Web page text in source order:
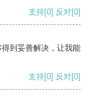
支持[0] 反对[0]
到妥善解决，让我能
支持[0] 反对[0]